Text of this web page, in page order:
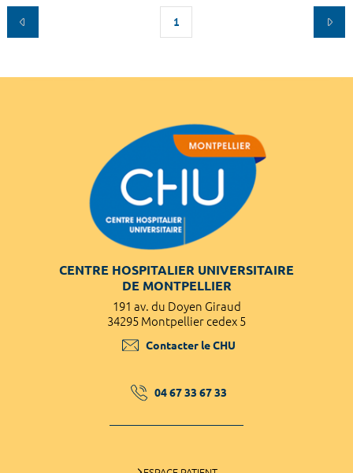
1
CENTRE HOSPITALIER UNIVERSITAIRE
DE MONTPELLIER
191 av. du Doyen Giraud
34295 Montpellier cedex 5
Contacter le CHU
04 67 33 67 33